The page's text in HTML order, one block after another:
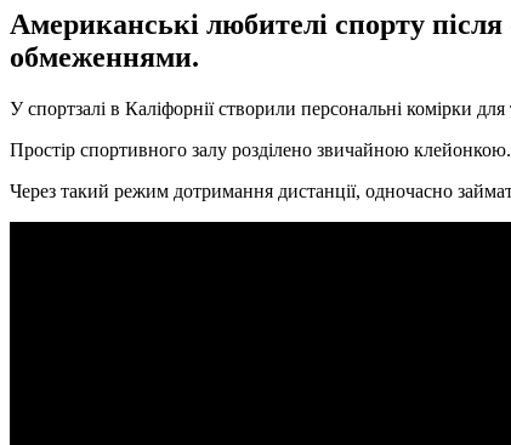
Американські любителі спорту
обмеженнями.
У спортзалі в Каліфорнії створили персональні комірки
Простір спортивного залу розділено звичайною
Через такий режим дотримання дистанції, одночасно